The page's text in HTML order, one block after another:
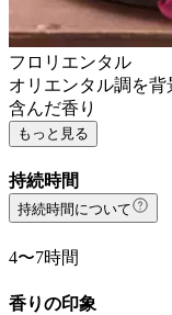
フロリエンタル
オリエンタル調を
含んだ香り
もっと見る
持続時間
持続時間について
4〜7時間
香りの印象